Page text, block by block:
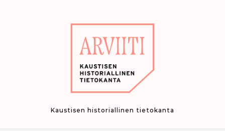
Kaustisen historiallinen tietokanta